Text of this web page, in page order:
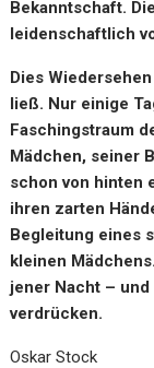
Bekanntschaft.
leidenschaftlich
Dies
ließ. Nur einige
Faschingstraum
Mädchen, seiner
schon von hinten
ihren zarten
Begleitung eines
kleinen
jener Nacht –
verdrücken.
Oskar Stock